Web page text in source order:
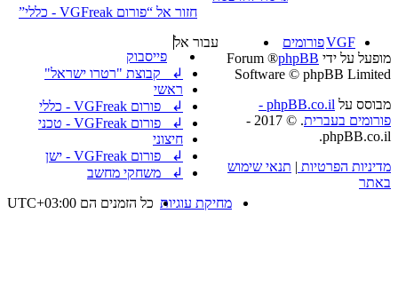
חזור אל “פורום VGFreak - כללי”
עבור אל
פייסבוק
↲ קבוצת "רטרו ישראל"
ראשי
↲ פורום VGFreak - כללי
↲ פורום VGFreak - טכני
חיצוני
↲ פורום VGFreak - ישן
↲ משחקי מחשב
VGF פורומים
כל הזמנים הם UTC+03:00 מחיקת עוגיות
מופעל על ידי phpBB
® Forum
Software © phpBB Limited
מבוסס על
phpBB.co.il -
פורומים בעברית
. © 2017 -
phpBB.co.il.
מדיניות הפרטיות | תנאי שימוש
באתר